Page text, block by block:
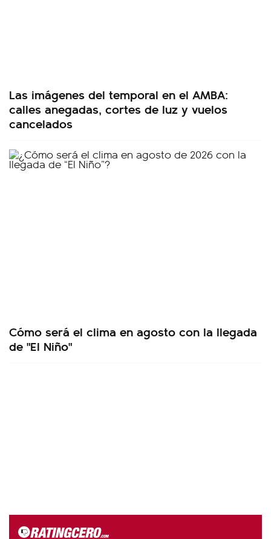
Las imágenes del temporal en el AMBA:
calles anegadas, cortes de luz y vuelos
cancelados
Cómo será el clima en agosto con la llegada
de "El Niño"